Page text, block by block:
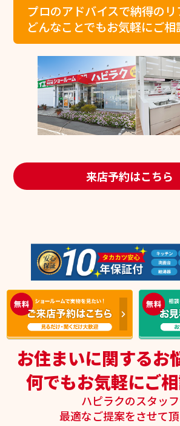
プロのアドバイスで納得のリ
どんなことでもお気軽にご相
来店予約はこちら
お住まいに関するお
何でもお気軽にご
ハピラクのスタッ
最適なご提案をさせて